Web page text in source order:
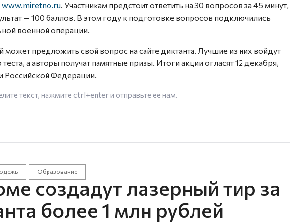
www.miretno.ru. Участникам предстоит ответить на 30 вопросов за 45 минут,
— 100 баллов. В этом году к подготовке вопросов подключились
военной операции.
предложить свой вопрос на сайте диктанта. Лучшие из них войдут
а авторы получат памятные призы. Итоги акции огласят 12 декабря,
Российской Федерации.
текст, нажмите ctrl+enterи отправьте ее нам.
Образование
создадут лазерный тир за
более 1 млн рублей